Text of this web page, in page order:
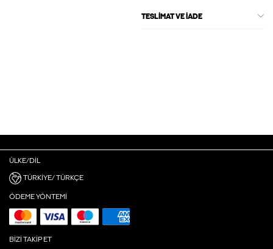
TESLIMAT VE İADE
ÜLKE/DIL
TÜRKIYE/ TÜRKÇE
ÖDEME YÖNTEMI
BIZI TAKIP ET